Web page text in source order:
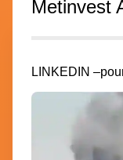
Metinvest
LINKEDIN –